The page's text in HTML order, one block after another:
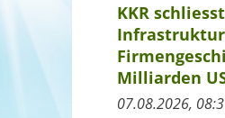
KKR
Milliarden
07.08.2026,